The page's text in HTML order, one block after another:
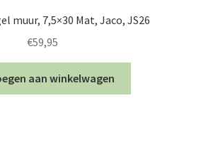
muur, 7,5×30 Mat, Jaco, JS26
€59,95
aan winkelwagen